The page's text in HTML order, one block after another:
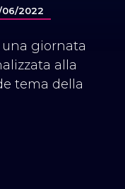
06/2022
giornata
alla
tema della